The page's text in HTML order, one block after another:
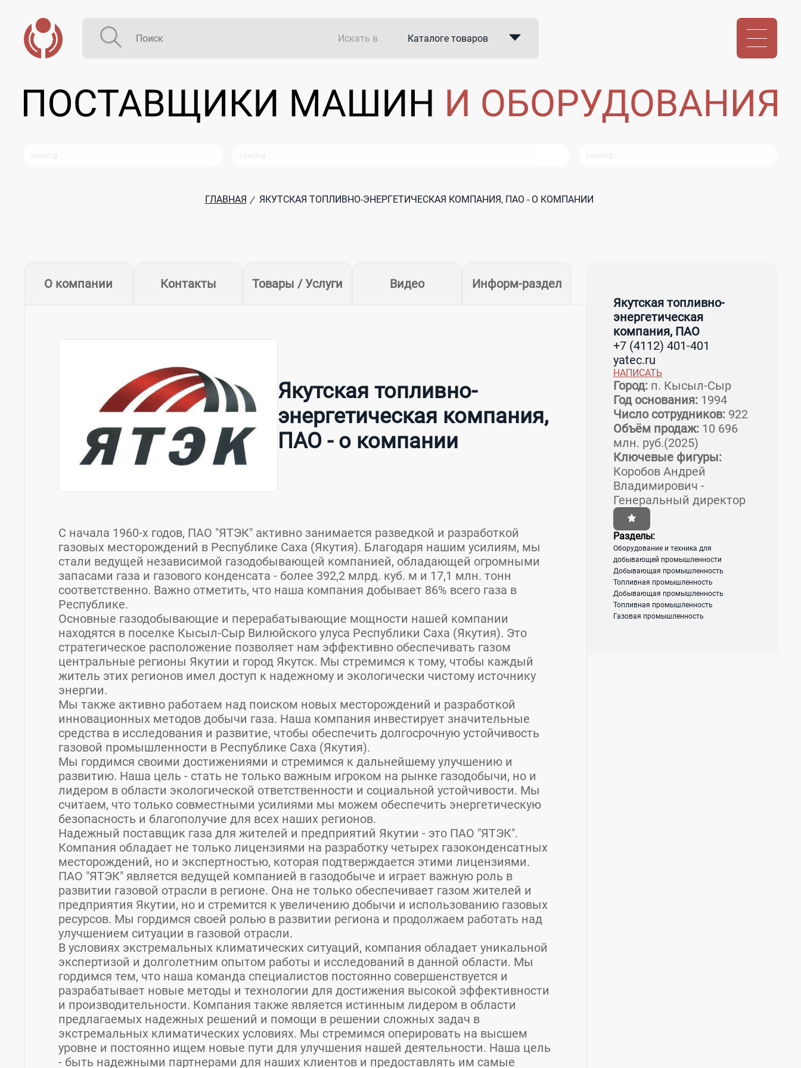
Искать в Каталоге товаров
В закупках
ГЛАВНАЯ / ЯКУТСКАЯ ТОПЛИВНО-ЭНЕРГЕТИЧЕСКАЯ КОМПАНИЯ, ПАО - О КОМПАНИИ
О компании Контакты Товары / Услуги Видео Информ-раздел
Якутская топливно-
энергетическая компания,
ПАО - о компании
С начала 1960-х годов, ПАО "ЯТЭК" активно занимается разведкой и разработкой
газовых месторождений в Республике Саха (Якутия). Благодаря нашим усилиям, мы
стали ведущей независимой газодобывающей компанией, обладающей огромными
запасами газа и газового конденсата - более 392,2 млрд. куб. м и 17,1 млн. тонн
соответственно. Важно отметить, что наша компания добывает 86% всего газа в
Республике.
Основные газодобывающие и перерабатывающие мощности нашей компании
находятся в поселке Кысыл-Сыр Вилюйского улуса Республики Саха (Якутия). Это
стратегическое расположение позволяет нам эффективно обеспечивать газом
центральные регионы Якутии и город Якутск. Мы стремимся к тому, чтобы каждый
житель этих регионов имел доступ к надежному и экологически чистому источнику
энергии.
Мы также активно работаем над поиском новых месторождений и разработкой
инновационных методов добычи газа. Наша компания инвестирует значительные
средства в исследования и развитие, чтобы обеспечить долгосрочную устойчивость
газовой промышленности в Республике Саха (Якутия).
Мы гордимся своими достижениями и стремимся к дальнейшему улучшению и
развитию. Наша цель - стать не только важным игроком на рынке газодобычи, но и
лидером в области экологической ответственности и социальной устойчивости. Мы
считаем, что только совместными усилиями мы можем обеспечить энергетическую
безопасность и благополучие для всех наших регионов.
Надежный поставщик газа для жителей и предприятий Якутии - это ПАО "ЯТЭК".
Компания обладает не только лицензиями на разработку четырех газоконденсатных
месторождений, но и экспертностью, которая подтверждается этими лицензиями.
ПАО "ЯТЭК" является ведущей компанией в газодобыче и играет важную роль в
развитии газовой отрасли в регионе. Она не только обеспечивает газом жителей и
предприятия Якутии, но и стремится к увеличению добычи и использованию газовых
ресурсов. Мы гордимся своей ролью в развитии региона и продолжаем работать над
улучшением ситуации в газовой отрасли.
В условиях экстремальных климатических ситуаций, компания обладает уникальной
экспертизой и долголетним опытом работы и исследований в данной области. Мы
гордимся тем, что наша команда специалистов постоянно совершенствуется и
разрабатывает новые методы и технологии для достижения высокой эффективности
и производительности. Компания также является истинным лидером в области
предлагаемых надежных решений и помощи в решении сложных задач в
экстремальных климатических условиях. Мы стремимся оперировать на высшем
уровне и постоянно ищем новые пути для улучшения нашей деятельности. Наша цель
- быть надежными партнерами для наших клиентов и предоставлять им самые
Якутская топливно-
энергетическая
компания, ПАО
+7 (4112) 401-401
yatec.ru
НАПИСАТЬ
Город: п. Кысыл-Сыр
Год основания: 1994
Число сотрудников: 922
Объём продаж: 10 696
млн. руб.(2025)
Ключевые фигуры:
Коробов Андрей
Владимирович -
Генеральный директор
Разделы:
Оборудование и техника для
добывающей промышленности
Добывающая промышленность
Топливная промышленность
Добывающая промышленность
Топливная промышленность
Газовая промышленность